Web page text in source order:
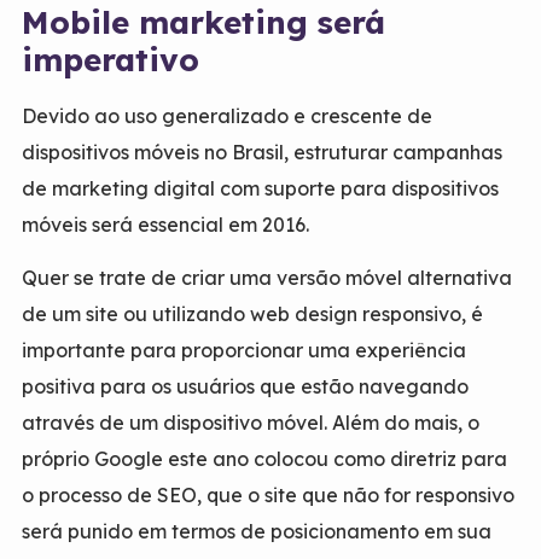
Mobile marketing será
imperativo
Devido ao uso generalizado e crescente de
dispositivos móveis no Brasil, estruturar campanhas
de marketing digital com suporte para dispositivos
móveis será essencial em 2016.
Quer se trate de criar uma versão móvel alternativa
de um site ou utilizando web design responsivo, é
importante para proporcionar uma experiência
positiva para os usuários que estão navegando
através de um dispositivo móvel. Além do mais, o
próprio Google este ano colocou como diretriz para
o processo de SEO, que o site que não for responsivo
será punido em termos de posicionamento em sua